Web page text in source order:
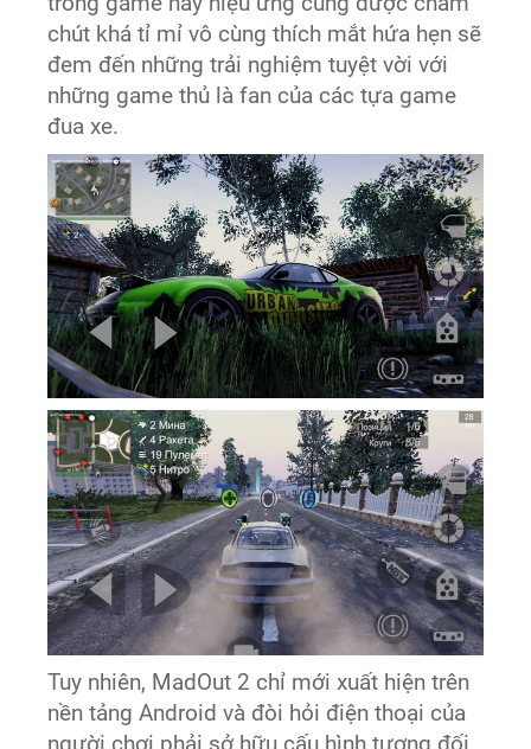
chút khá tỉ mỉ vô cùng thích mắt hứa hẹn sẽ
đem đến những trải nghiệm tuyệt vời với
những game thủ là fan của các tựa game
đua xe.
Tuy nhiên, MadOut 2 chỉ mới xuất hiện trên
nền tảng Android và đòi hỏi điện thoại của